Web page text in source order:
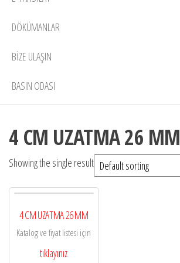
DÖKÜMANLAR
BIZE ULAŞIN
BASIN ODASI
4 CM UZATMA 26 MM
Showing the single result
4 CM UZATMA 26 MM
Katalog ve fiyat listesi için
tıklayınız